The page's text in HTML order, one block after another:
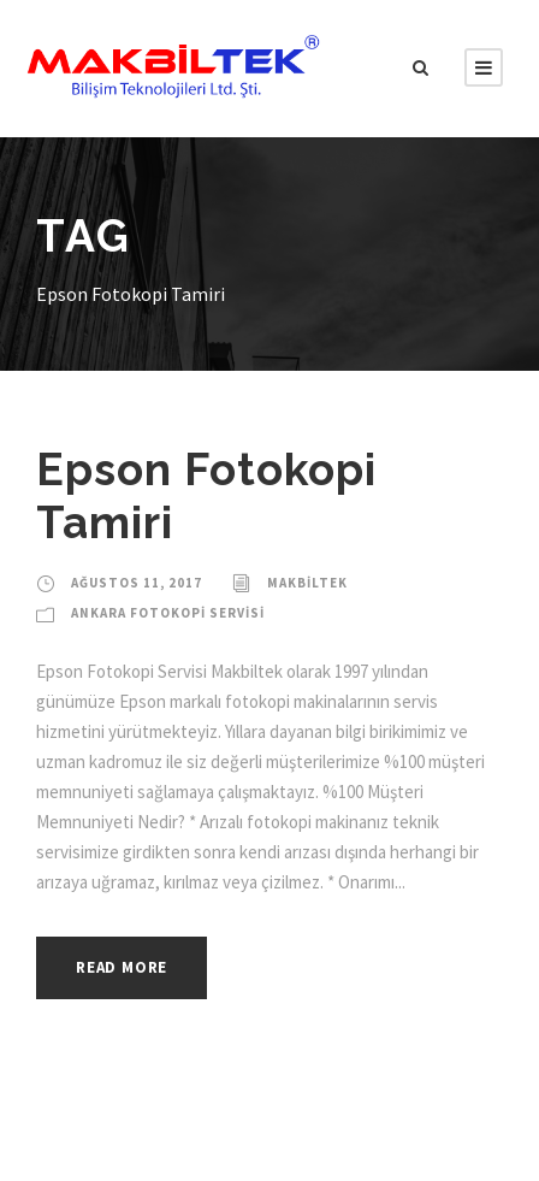
TAG
Epson Fotokopi Tamiri
Epson Fotokopi
Tamiri
AĞUSTOS 11, 2017
MAKBILTEK
ANKARA FOTOKOPI SERVISI
Epson Fotokopi Servisi Makbiltek olarak 1997 yılından
günümüze Epson markalı fotokopi makinalarının servis
hizmetini yürütmekteyiz. Yıllara dayanan bilgi birikimimiz ve
uzman kadromuz ile siz değerli müşterilerimize %100 müşteri
memnuniyeti sağlamaya çalışmaktayız. %100 Müşteri
Memnuniyeti Nedir? * Arızalı fotokopi makinanız teknik
servisimize girdikten sonra kendi arızası dışında herhangi bir
arızaya uğramaz, kırılmaz veya çizilmez. * Onarımı...
READ MORE